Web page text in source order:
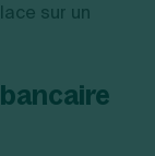
sur un